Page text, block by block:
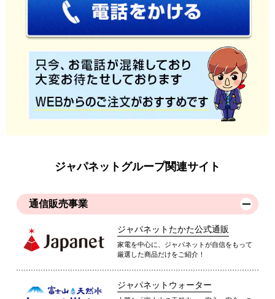
ジャパネットグループ関連サイト
通信販売事業
ジャパネットたかた公式通販
家電を中心に、ジャパネットが自信をもって
厳選した商品だけをご紹介！
ジャパネットウォーター